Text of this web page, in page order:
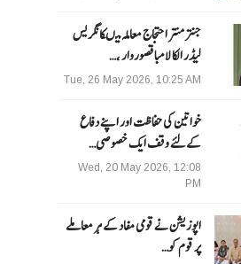
جنتر منتر احتجاج معاملہ میںکانگریس
لیڈر الکا لامبا قصوروار ،…
Tue, 26 May 2026, 10:25 AM
خواتین کی حفاظت اور اپنے دفاع
کےلئے وقف ایک خصوصی…
Wed, 20 May 2026, 12:08
PM
اپوزیشن نے قومی مفاد کے ہر معاملے
پر قوم کو…